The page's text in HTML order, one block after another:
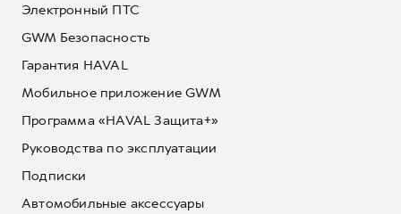
Электронный ПТС
GWM Безопасность
Гарантия HAVAL
Мобильное приложение GWM
Программа «HAVAL Защита+»
Руководства по эксплуатации
Подписки
Автомобильные аксессуары